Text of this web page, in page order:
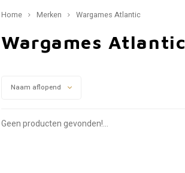
Home Merken Wargames Atlantic
Wargames Atlantic
Naam aflopend
Geen producten gevonden!...